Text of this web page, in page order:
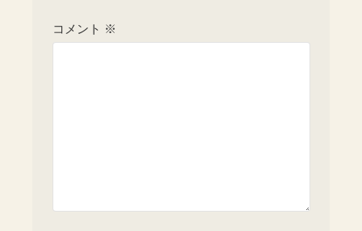
コメント ※